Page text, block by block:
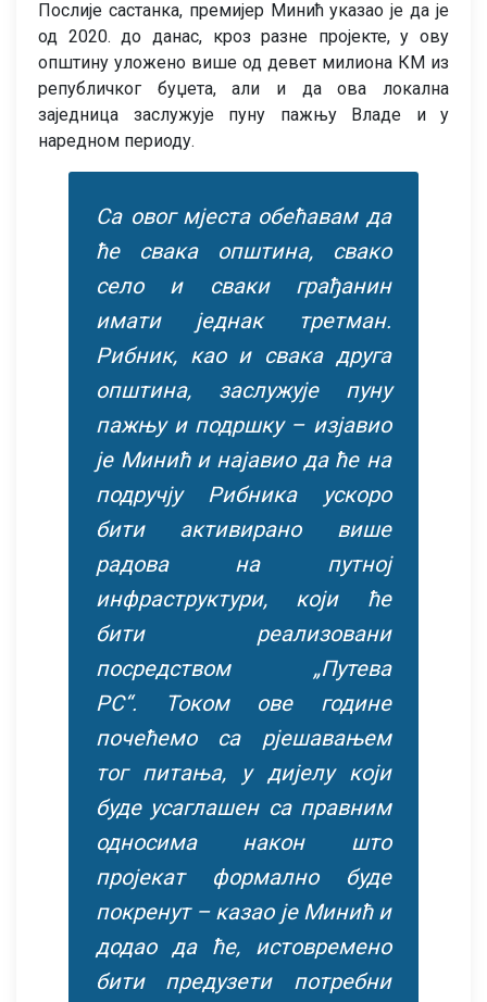
Послије састанка, премијер Минић указао је да је
од 2020. до данас, кроз разне пројекте, у ову
општину уложено више од девет милиона КМ из
републичког буџета, али и да ова локална
заједница заслужује пуну пажњу Владе и у
наредном периоду.
Са овог мјеста обећавам да
ће свака општина, свако
село и сваки грађанин
имати једнак третман.
Рибник, као и свака друга
општина, заслужује пуну
пажњу и подршку – изјавио
је Минић и најавио да ће на
подручју Рибника ускоро
бити активирано више
радова на путној
инфраструктури, који ће
бити реализовани
посредством „Путева
РС“. Током ове године
почећемо са рјешавањем
тог питања, у дијелу који
буде усаглашен са правним
односима након што
пројекат формално буде
покренут – казао је Минић и
додао да ће, истовремено
бити предузети потребни